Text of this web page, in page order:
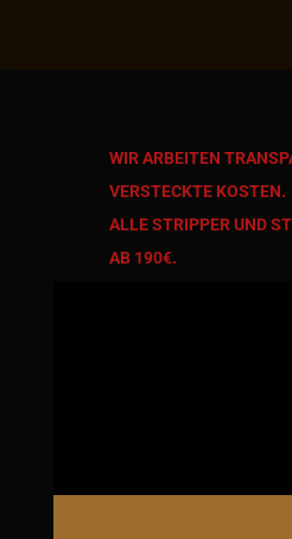
WIR ARBEITEN
VERSTECKTE KOSTEN.
ALLE STRIPPER UND
AB 190€.